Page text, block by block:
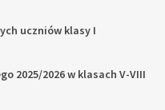
uczniów klasy I
2025/2026 w klasach V-VIII